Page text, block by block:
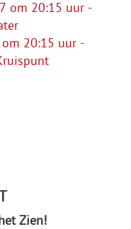
om 20:15 uur -
20:15 uur -
Zien!